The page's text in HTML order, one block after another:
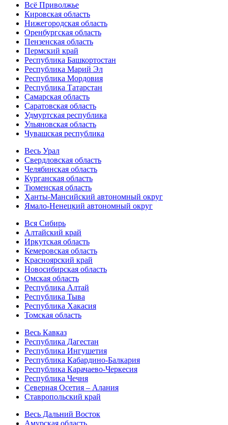
Всё Приволжье
Кировская область
Нижегородская область
Оренбургская область
Пензенская область
Пермский край
Республика Башкортостан
Республика Марий Эл
Республика Мордовия
Республика Татарстан
Самарская область
Саратовская область
Удмуртская республика
Ульяновская область
Чувашская республика
Весь Урал
Свердловская область
Челябинская область
Курганская область
Тюменская область
Ханты-Мансийский автономный округ
Ямало-Ненецкий автономный округ
Вся Сибирь
Алтайский край
Иркутская область
Кемеровская область
Красноярский край
Новосибирская область
Омская область
Республика Алтай
Республика Тыва
Республика Хакасия
Томская область
Весь Кавказ
Республика Дагестан
Республика Ингушетия
Республика Кабардино-Балкария
Республика Карачаево-Черкесия
Республика Чечня
Северная Осетия – Алания
Ставропольский край
Весь Дальний Восток
Амурская область